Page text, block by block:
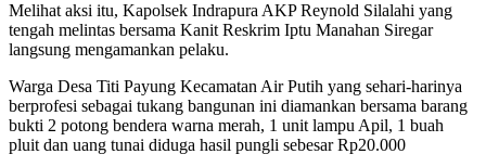
Melihat aksi itu, Kapolsek Indrapura AKP Reynold Silalahi yang
tengah melintas bersama Kanit Reskrim Iptu Manahan Siregar
langsung mengamankan pelaku.
Warga Desa Titi Payung Kecamatan Air Putih yang sehari-harinya
berprofesi sebagai tukang bangunan ini diamankan bersama barang
bukti 2 potong bendera warna merah, 1 unit lampu Apil, 1 buah
pluit dan uang tunai diduga hasil pungli sebesar Rp20.000